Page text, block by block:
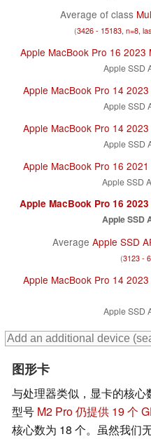
Average of class
(3426 - 15183, n=8,
Apple MacBook Pro 16 2023
Apple SSD
Apple MacBook Pro 14
Apple SSD
Apple MacBook Pro 14
Apple SSD
Apple MacBook Pro 16
Apple SSD
Apple MacBook Pro 16 2023
Apple SSD
Average Apple SSD
(3123 -
Apple MacBook Pro 14
Apple SSD
图形卡
与处理器类似，显卡的核
型号 M2 Pro 仍提供 19 个
核心数为 18 个。虽然我们